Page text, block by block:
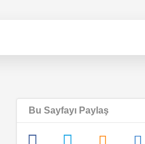
Bu Sayfayı Paylaş